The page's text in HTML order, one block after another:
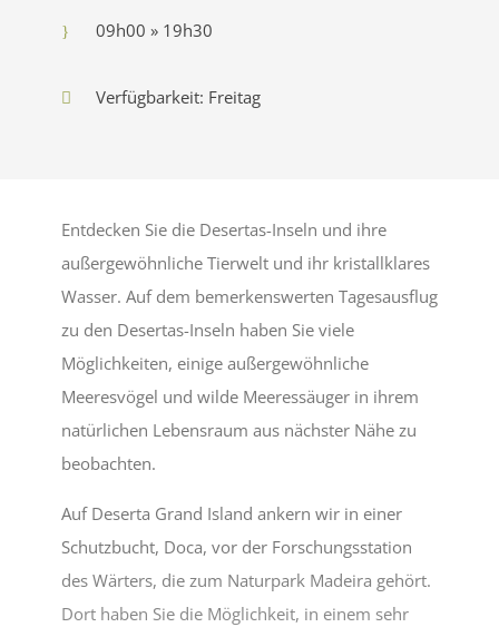
09h00 » 19h30
Verfügbarkeit: Freitag
Entdecken Sie die Desertas-Inseln und ihre
außergewöhnliche Tierwelt und ihr kristallklares
Wasser. Auf dem bemerkenswerten Tagesausflug
zu den Desertas-Inseln haben Sie viele
Möglichkeiten, einige außergewöhnliche
Meeresvögel und wilde Meeressäuger in ihrem
natürlichen Lebensraum aus nächster Nähe zu
beobachten.
Auf Deserta Grand Island ankern wir in einer
Schutzbucht, Doca, vor der Forschungsstation
des Wärters, die zum Naturpark Madeira gehört.
Dort haben Sie die Möglichkeit, in einem sehr